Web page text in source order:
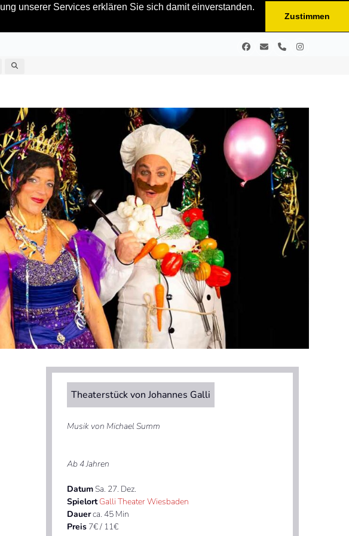
unserer Services erklären Sie sich damit einverstanden.
Zustimmen
Facebook
E- TelefonInstagram
Theaterstück von Johannes Galli
Musik von Michael Summ
Ab 4 Jahren
DatumSa. 27. Dez.
Spielort Galli Theater Wiesbaden
Dauerca. 45 Min
Preis 7€ / 11€